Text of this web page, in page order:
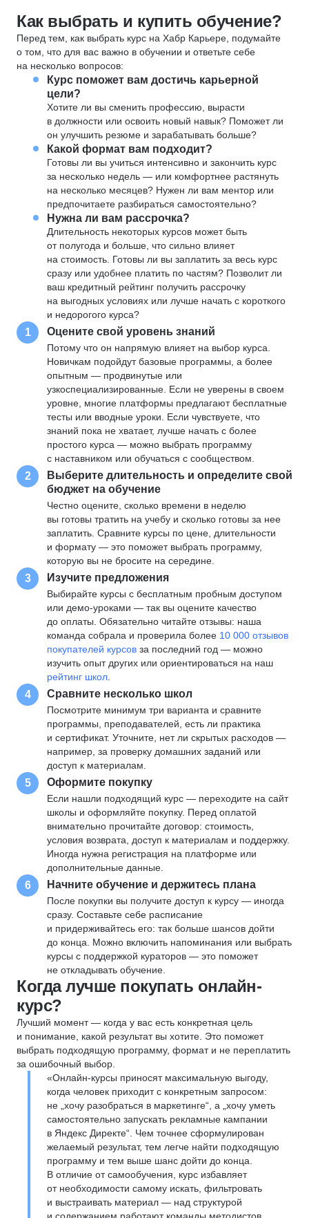
Как выбрать и купить обучение?
Перед тем, как выбрать курс на Хабр Карьере, подумайте
о том, что для вас важно в обучении и ответьте себе
на несколько вопросов:
Курс поможет вам достичь карьерной
цели?
Хотите ли вы сменить профессию, вырасти
в должности или освоить новый навык? Поможет ли
он улучшить резюме и зарабатывать больше?
Какой формат вам подходит?
Готовы ли вы учиться интенсивно и закончить курс
за несколько недель — или комфортнее растянуть
на несколько месяцев? Нужен ли вам ментор или
предпочитаете разбираться самостоятельно?
Нужна ли вам рассрочка?
Длительность некоторых курсов может быть
от полугода и больше, что сильно влияет
на стоимость. Готовы ли вы заплатить за весь курс
сразу или удобнее платить по частям? Позволит ли
ваш кредитный рейтинг получить рассрочку
на выгодных условиях или лучше начать с короткого
и недорогого курса?
1 Оцените свой уровень знаний
Потому что он напрямую влияет на выбор курса.
Новичкам подойдут базовые программы, а более
опытным — продвинутые или
узкоспециализированные. Если не уверены в своем
уровне, многие платформы предлагают бесплатные
тесты или вводные уроки. Если чувствуете, что
знаний пока не хватает, лучше начать с более
простого курса — можно выбрать программу
с наставником или обучаться с сообществом.
2
Выберите длительность и определите свой
бюджет на обучение
Честно оцените, сколько времени в неделю
вы готовы тратить на учебу и сколько готовы за нее
заплатить. Сравните курсы по цене, длительности
и формату — это поможет выбрать программу,
которую вы не бросите на середине.
3 Изучите предложения
Выбирайте курсы с бесплатным пробным доступом
или демо-уроками — так вы оцените качество
до оплаты. Обязательно читайте отзывы: наша
команда собрала и проверила более 10 000 отзывов
покупателей курсов за последний год — можно
изучить опыт других или ориентироваться на наш
рейтинг школ
4 Сравните несколько школ
Посмотрите минимум три варианта и сравните
программы, преподавателей, есть ли практика
и сертификат. Уточните, нет ли скрытых расходов —
например, за проверку домашних заданий или
доступ к материалам.
5 Оформите покупку
Если нашли подходящий курс — переходите на сайт
школы и оформляйте покупку. Перед оплатой
внимательно прочитайте договор: стоимость,
условия возврата, доступ к материалам и поддержку.
Иногда нужна регистрация на платформе или
дополнительные данные.
6 Начните обучение и держитесь плана
После покупки вы получите доступ к курсу — иногда
сразу. Составьте себе расписание
и придерживайтесь его: так больше шансов дойти
до конца. Можно включить напоминания или выбрать
курсы с поддержкой кураторов — это поможет
не откладывать обучение.
Когда лучше покупать онлайн-
курс?
Лучший момент — когда у вас есть конкретная цель
и понимание, какой результат вы хотите. Это поможет
выбрать подходящую программу, формат и не переплатить
за ошибочный выбор.
«Онлайн-курсы приносят максимальную выгоду,
когда человек приходит с конкретным запросом:
не „хочу разобраться в маркетинге“, а „хочу уметь
самостоятельно запускать рекламные кампании
в Яндекс Директе“. Чем точнее сформулирован
желаемый результат, тем легче найти подходящую
программу и тем выше шанс дойти до конца.
В отличие от самообучения, курс избавляет
от необходимости самому искать, фильтровать
и выстраивать материал — над структурой